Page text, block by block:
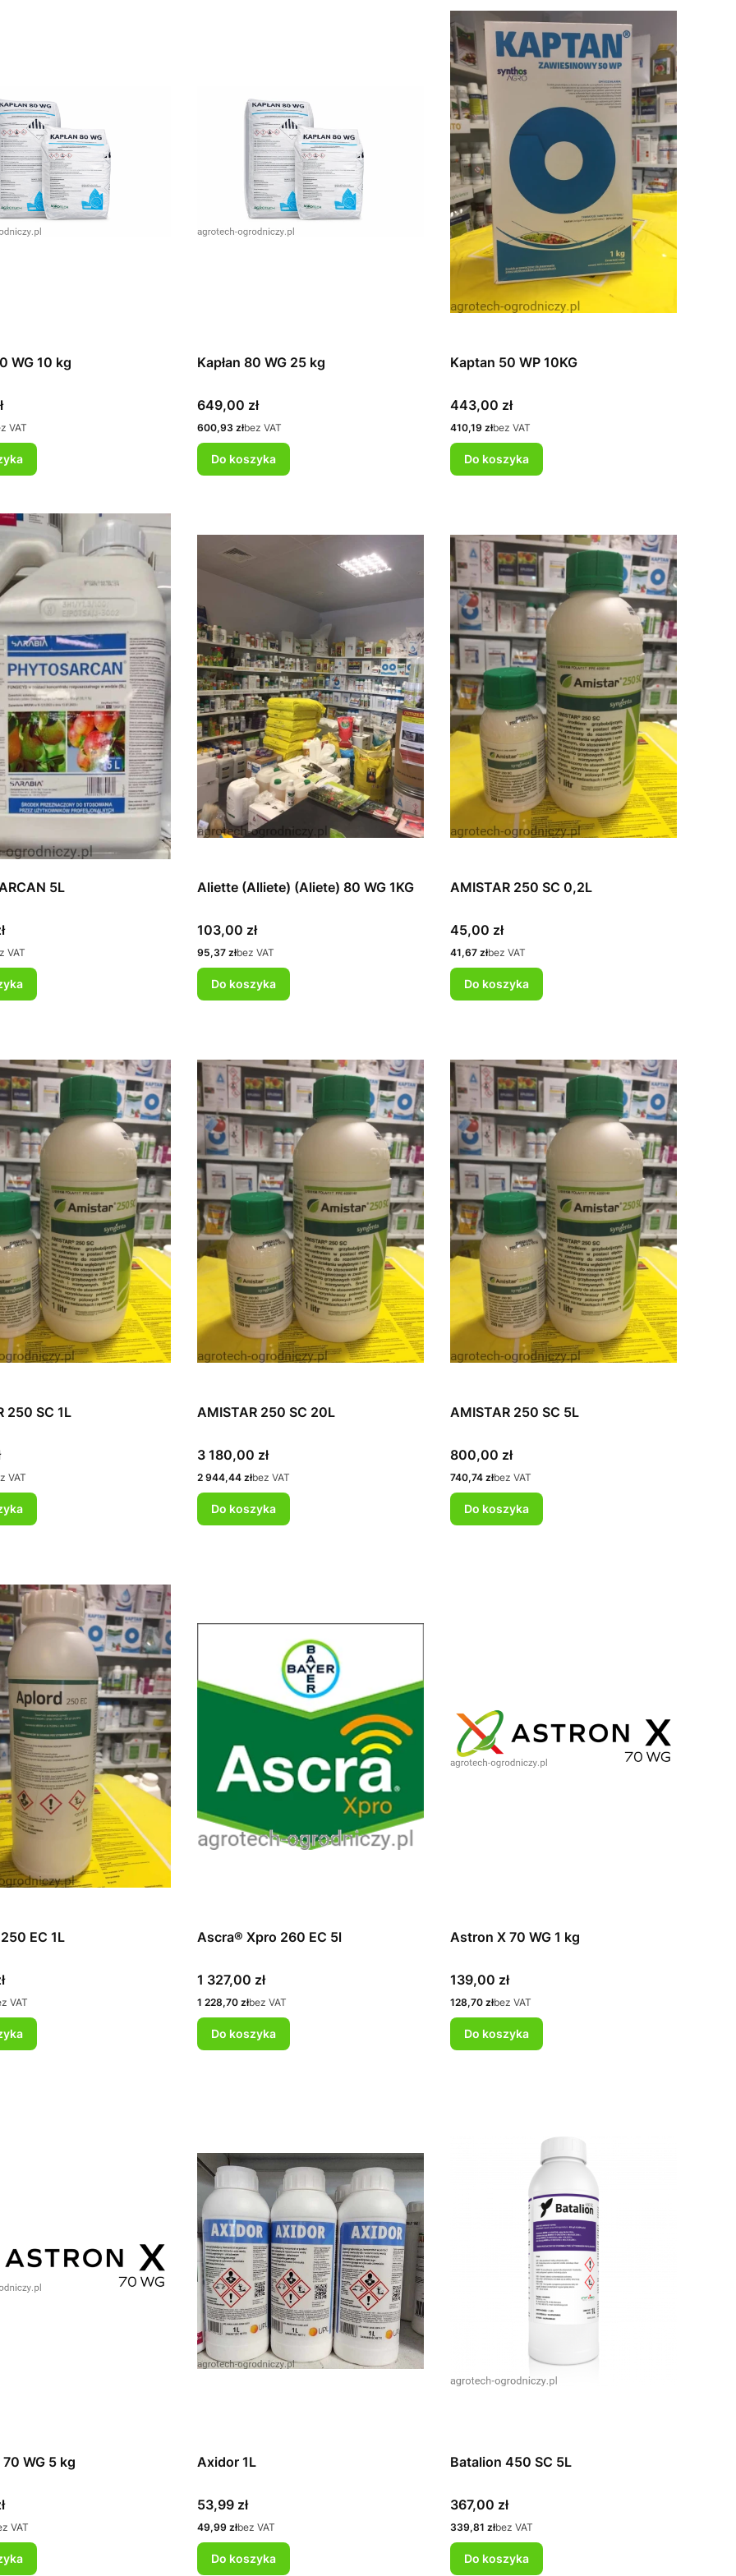
WG 10 kg
VAT
Kapłan 80 WG 25 kg
Cena
649,00 zł
Cena
600,93 złbez VAT
Do koszyka
Kaptan 50 WP 10KG
Cena
443,00 zł
Cena
410,19 złbez VAT
Do koszyka
5L
VAT
Aliette (Alliete) (Aliete) 80 WG 1KG
Cena
103,00 zł
Cena
95,37 złbez VAT
Do koszyka
AMISTAR 250 SC 0,2L
Cena
45,00 zł
Cena
41,67 złbez VAT
Do koszyka
250 SC 1L
VAT
AMISTAR 250 SC 20L
Cena
3 180,00 zł
Cena
2 944,44 złbez VAT
Do koszyka
AMISTAR 250 SC 5L
Cena
800,00 zł
Cena
740,74 złbez VAT
Do koszyka
EC 1L
VAT
Ascra® Xpro 260 EC 5l
Cena
1 327,00 zł
Cena
1 228,70 złbez VAT
Do koszyka
Astron X 70 WG 1 kg
Cena
139,00 zł
Cena
128,70 złbez VAT
Do koszyka
WG 5 kg
VAT
Axidor 1L
Cena
53,99 zł
Cena
49,99 złbez VAT
Do koszyka
Batalion 450 SC 5L
Cena
367,00 zł
Cena
339,81 złbez VAT
Do koszyka